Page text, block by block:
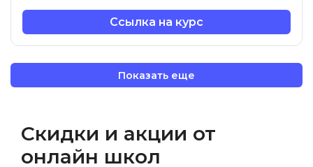
Ссылка на курс
Показать еще
Скидки и акции от
онлайн школ